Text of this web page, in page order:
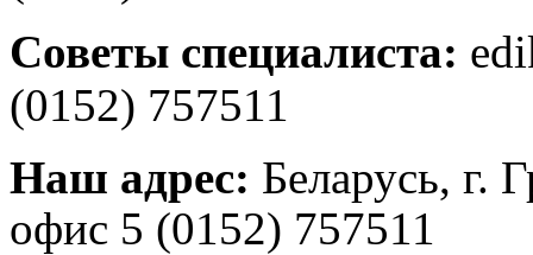
Советы специалиста:
(0152) 757511
Наш адрес: Беларусь, г.
офис 5 (0152) 757511